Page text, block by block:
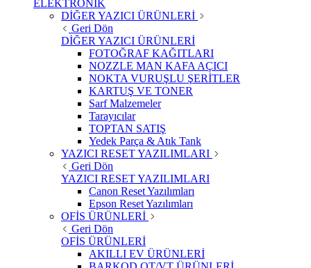
ELEKTRONİK
DİĞER YAZICI ÜRÜNLERİ
Geri Dön
DİĞER YAZICI ÜRÜNLERİ
FOTOĞRAF KAĞITLARI
NOZZLE MAN KAFA AÇICI
NOKTA VURUŞLU ŞERİTLER
KARTUŞ VE TONER
Sarf Malzemeler
Tarayıcılar
TOPTAN SATIŞ
Yedek Parça & Atık Tank
YAZICI RESET YAZILIMLARI
Geri Dön
YAZICI RESET YAZILIMLARI
Canon Reset Yazılımları
Epson Reset Yazılımları
OFİS ÜRÜNLERİ
Geri Dön
OFİS ÜRÜNLERİ
AKILLI EV ÜRÜNLERİ